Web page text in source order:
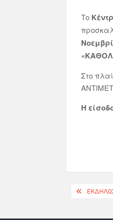
Το
Στο
Η